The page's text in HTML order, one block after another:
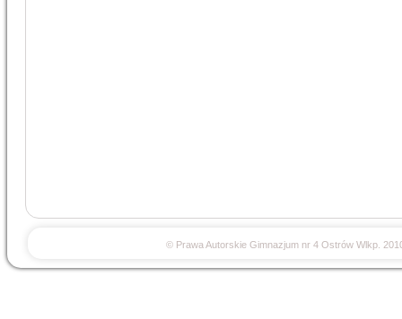
© Prawa Autorskie Gimnazjum nr 4 Ostrów Wlkp.